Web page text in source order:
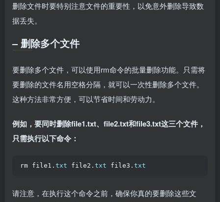
删除文件时要特别注意文件的重要性，以免意外删除导致数
据丢失。
– 删除多个文件
要删除多个文件，可以使用rm命令的批量删除功能。只需将
要删除的文件名用空格分隔，就可以一次性删除多个文件。
这种方法非常方便，可以节省时间和劳动力。
例如，要同时删除file1.txt、file2.txt和file3.txt这三个文件，
只需执行以下命令：
rm file1. txt file2. txt file3. txt
请注意，在执行这个命令之前，确保你真的要删除这些文